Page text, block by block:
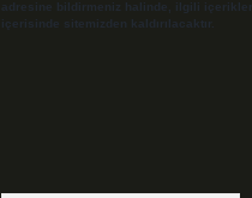
adresine bildirmeniz halinde, ilgili
içerisinde sitemizden kaldırılacaktır.